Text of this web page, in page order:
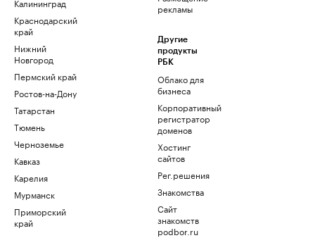
Краснодарский
край
Нижний
Новгород
Пермский край
Ростов-на-Дону
Татарстан
Тюмень
Черноземье
Кавказ
Карелия
Мурманск
Приморский
край
рекламы
Другие
продукты
РБК
Облако для
бизнеса
Корпоративный
регистратор
доменов
Хостинг
сайтов
Рег.решения
Знакомства
Сайт
знакомств
podbor.ru